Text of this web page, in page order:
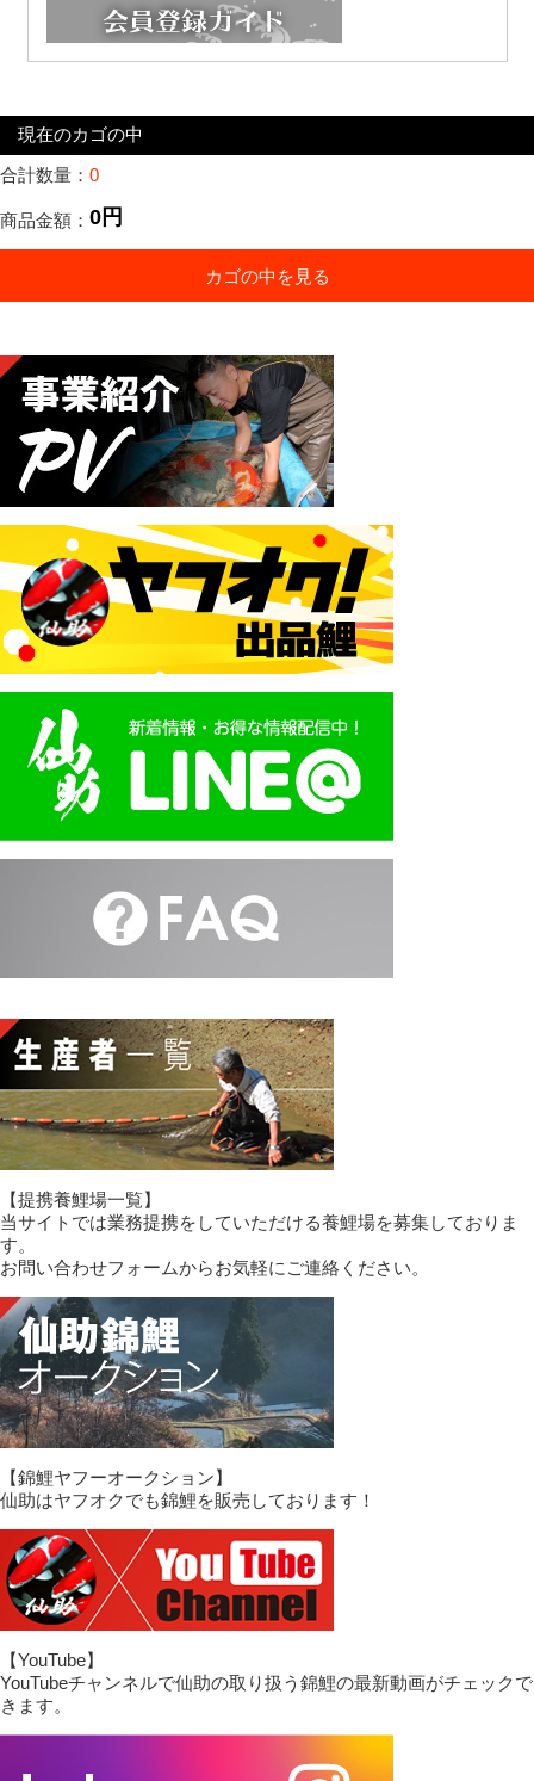
現在のカゴの中
合計数量： 0
商品金額： 0円
カゴの中を見る
【提携養鯉場一覧】
当サイトでは業務提携をしていただける養鯉場を募集しておりま
す。
お問い合わせフォームからお気軽にご連絡ください。
【錦鯉ヤフーオークション】
仙助はヤフオクでも錦鯉を販売しております！
【YouTube】
YouTubeチャンネルで仙助の取り扱う錦鯉の最新動画がチェックで
きます。